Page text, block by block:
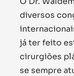
diversos
já ter feito
cirurgiões
se sempre